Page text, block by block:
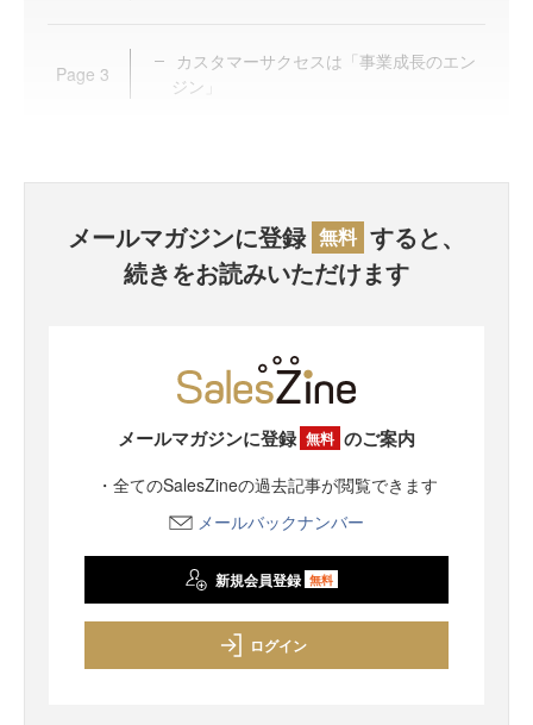
Page 3
カスタマーサクセスは「事業成長のエン
ジン」
メールマガジンに登録 無料 すると、
続きをお読みいただけます
メールマガジンに登録 無料 のご案内
・全てのSalesZineの過去記事が閲覧できます
メールバックナンバー
新規会員登録 無料
ログイン